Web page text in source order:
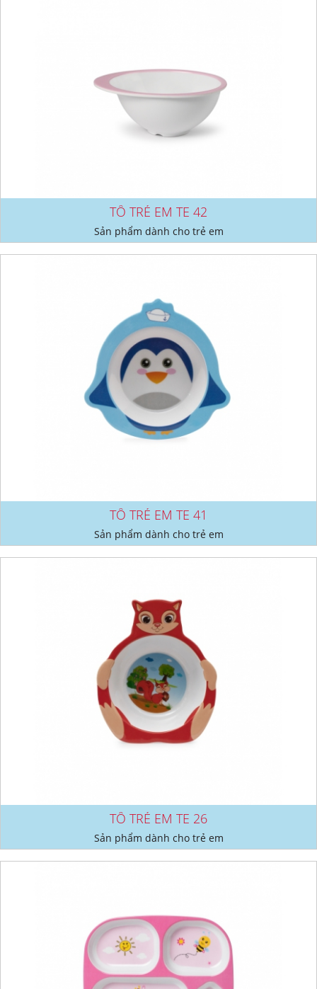
TÔ TRẺ EM TE 42
Sản phẩm dành cho trẻ em
TÔ TRẺ EM TE 41
Sản phẩm dành cho trẻ em
TÔ TRẺ EM TE 26
Sản phẩm dành cho trẻ em